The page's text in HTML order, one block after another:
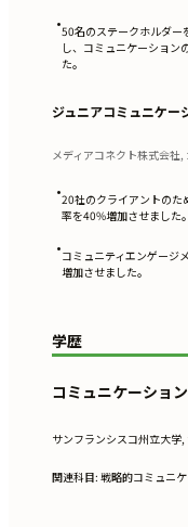
•50名のステークホルダー
し、コミュニケーション
た。
ジュニアコミュニケー
メディアコネクト株式会社
•20社のクライアントのた
率を40%増加させました。
•コミュニティエンゲージ
増加させました。
学歴
コミュニケーショ
サンフランシスコ州立大学
関連科目: 戦略的コミュニ